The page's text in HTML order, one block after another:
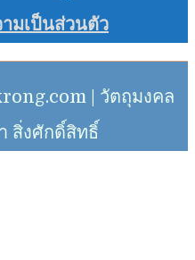
มเป็นส่วนตัว
| วัตถุมงคล
สิ่งศักดิ์สิทธิ์